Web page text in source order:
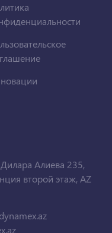
Алиева 235,
второй этаж, AZ